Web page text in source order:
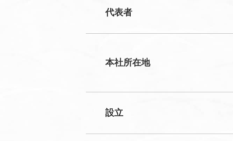
代表者
本社所在地
設立